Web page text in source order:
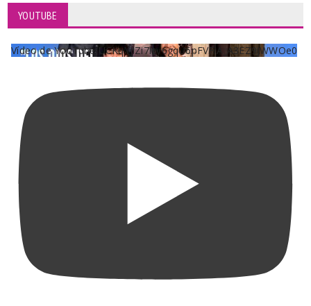
YOUTUBE
Vídeo de YouTube UCKqYjiZi7lzy6gqU6pFVFiA_A3EZ9JWWOe0